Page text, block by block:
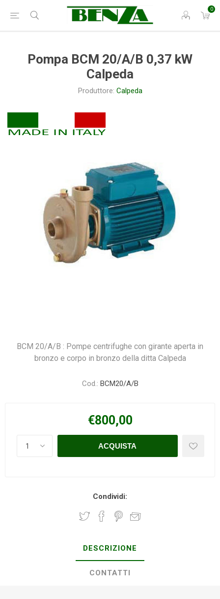
0
Pompa BCM 20/A/B 0,37 kW
Calpeda
Produttore: Calpeda
BCM 20/A/B : Pompe centrifughe con girante aperta in
bronzo e corpo in bronzo della ditta Calpeda
Cod.: BCM20/A/B
€800,00
Condividi:
DESCRIZIONE
CONTATTI